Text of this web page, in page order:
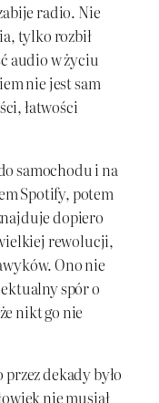
radio. Nie
tylko rozbił
audio w życiu
nie jest sam
łatwości
samochodu i na
Spotify, potem
dopiero
rewolucji,
Ono nie
spór o
nikt go nie
dekady było
nie musiał